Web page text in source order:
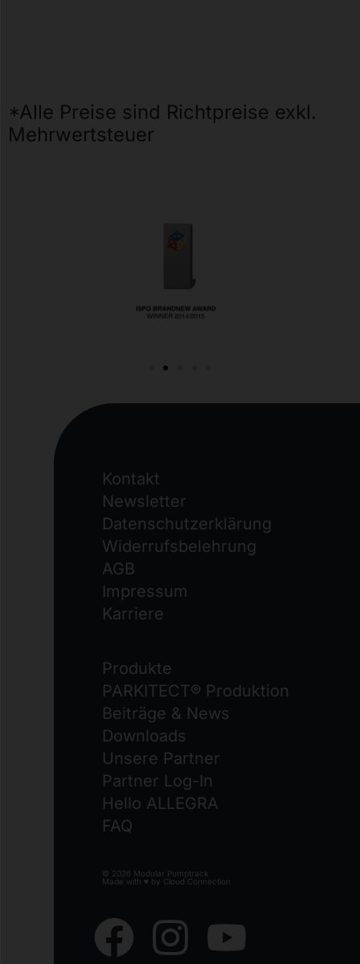
*Alle Preise sind Richtpreise exkl.
Mehrwertsteuer
Kontakt
Newsletter
Datenschutzerklärung
Widerrufs­belehrung
AGB
Impressum
Karriere
Produkte
PARKITECT® Produktion
Beiträge & News
Downloads
Unsere Partner
Partner Log-In
Hello ALLEGRA
FAQ
© 2026 Modular Pumptrack
Made with ♥ by Cloud Connection